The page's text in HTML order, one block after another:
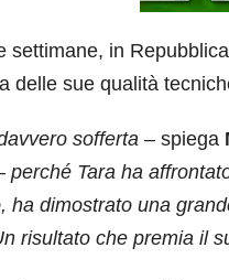
settimane, in
delle sue qualità
sofferta – spiega
perché Tara ha
ha dimostrato una
risultato che premia il